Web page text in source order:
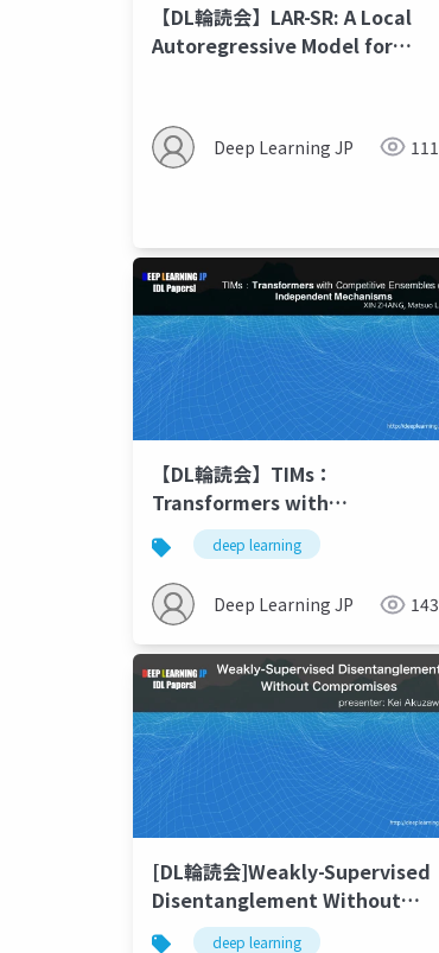
【DL輪読会】LAR-SR: A Local
Autoregressive Model for
Deep Learning JP 111
【DL輪読会】TIMs：
Transformers with
Competitive Ensembles of
Independent Mechanisms
deep learning
Deep Learning JP 143
[DL輪読会]Weakly-Supervised
Disentanglement Without
Compromises
deep learning